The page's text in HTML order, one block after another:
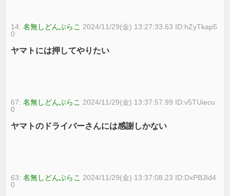
14:名無しどんぶらこ 2024/11/29(金) 13:27:33.63 ID:hZyTkap5
0
ヤマトには押してやりたい
67:名無しどんぶらこ 2024/11/29(金) 13:37:57.99 ID:v5TUiecu
0
ヤマトのドライバーさんには感謝しかない
63:名無しどんぶらこ 2024/11/29(金) 13:37:08.23 ID:DxPBJId4
0